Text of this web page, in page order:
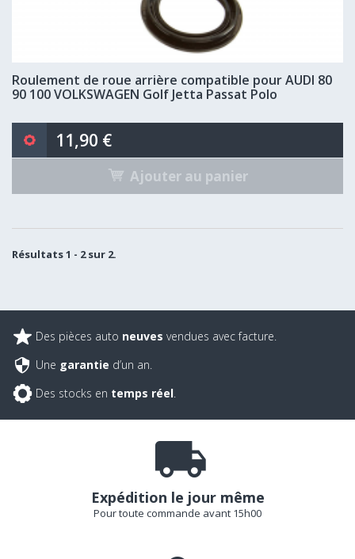
Roulement de roue arrière compatible pour AUDI 80
90 100 VOLKSWAGEN Golf Jetta Passat Polo
11,90 €
Ajouter au panier
Résultats 1 - 2 sur 2.
Des pièces auto neuves vendues avec facture.
Une garantie d’un an.
Des stocks en temps réel.
Expédition le jour même
Pour toute commande avant 15h00